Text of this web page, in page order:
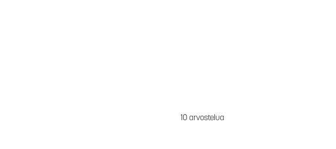
10 arvostelua